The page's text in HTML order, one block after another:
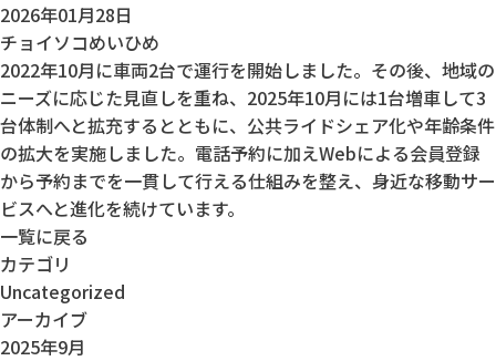
2026年01月28日
チョイソコめいひめ
2022年10月に車両2台で運行を開始しました。その後、地域の
ニーズに応じた見直しを重ね、2025年10月には1台増車して3
台体制へと拡充するとともに、公共ライドシェア化や年齢条件
の拡大を実施しました。電話予約に加えWebによる会員登録
から予約までを一貫して行える仕組みを整え、身近な移動サー
ビスへと進化を続けています。
一覧に戻る
カテゴリ
Uncategorized
アーカイブ
2025年9月